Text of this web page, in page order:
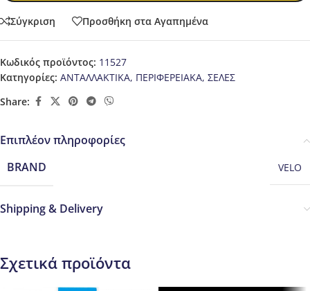
Σύγκριση Προσθήκη στα Αγαπημένα
Κωδικός προϊόντος: 11527
Κατηγορίες: ΑΝΤΑΛΛΑΚΤΙΚΑ, ΠΕΡΙΦΕΡΕΙΑΚΑ, ΣΕΛΕΣ
Share:
Επιπλέον πληροφορίες
BRAND
VELO
Shipping & Delivery
Σχετικά προϊόντα